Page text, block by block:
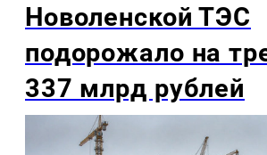
Новоленской ТЭС
подорожало на
337 млрд рублей